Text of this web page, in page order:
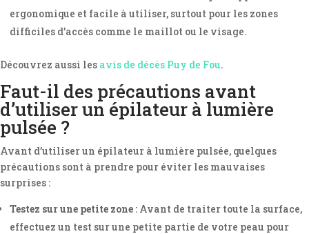
ergonomique et facile à utiliser, surtout pour les zones
difficiles d’accès comme le maillot ou le visage.
Découvrez aussi les avis de décès Puy de Fou.
Faut-il des précautions avant
d’utiliser un épilateur à lumière
pulsée ?
Avant d’utiliser un épilateur à lumière pulsée, quelques
précautions sont à prendre pour éviter les mauvaises
surprises :
Testez sur une petite zone : Avant de traiter toute la surface,
effectuez un test sur une petite partie de votre peau pour